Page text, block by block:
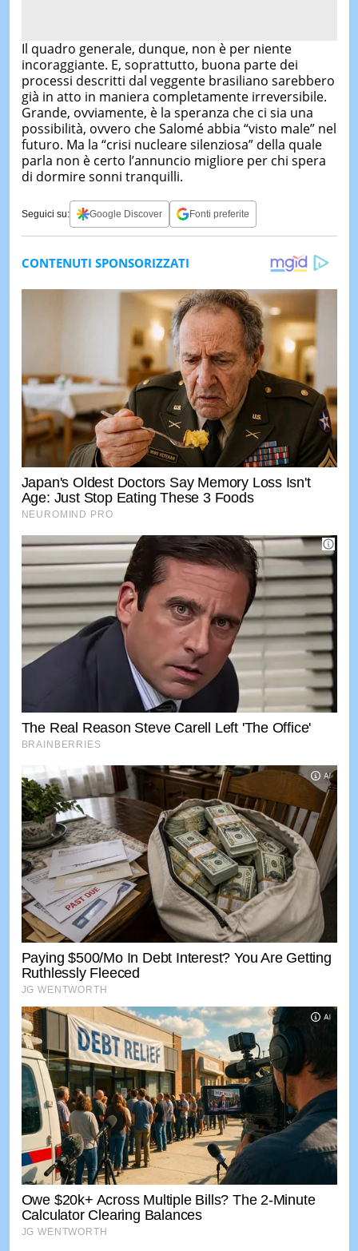
Il quadro generale, dunque, non è per niente
incoraggiante. E, soprattutto, buona parte dei
processi descritti dal veggente brasiliano sarebbero
già in atto in maniera completamente irreversibile.
Grande, ovviamente, è la speranza che ci sia una
possibilità, ovvero che Salomé abbia “visto male” nel
futuro. Ma la “crisi nucleare silenziosa” della quale
parla non è certo l’annuncio migliore per chi spera
di dormire sonni tranquilli.
Seguici su: Google Discover Fonti preferite